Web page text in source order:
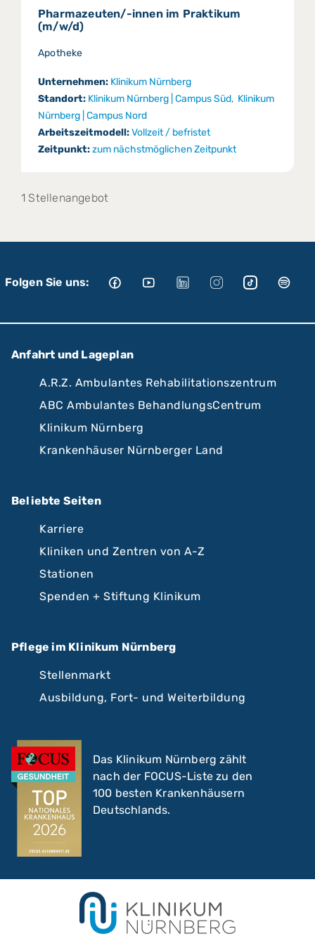
Pharmazeuten/-innen im Praktikum
(m/w/d)
Apotheke
Unternehmen: Klinikum Nürnberg
Standort: Klinikum Nürnberg | Campus Süd, Klinikum
Nürnberg | Campus Nord
Arbeitszeitmodell:Vollzeit / befristet
Zeitpunkt:zum nächstmöglichen Zeitpunkt
1 Stellenangebot
Folgen Sie uns:
Anfahrt und Lageplan
A.R.Z. Ambulantes Rehabilitationszentrum
ABC Ambulantes BehandlungsCentrum
Klinikum Nürnberg
Krankenhäuser Nürnberger Land
Beliebte Seiten
Karriere
Kliniken und Zentren von A-Z
Stationen
Spenden + Stiftung Klinikum
Pflege im Klinikum Nürnberg
Stellenmarkt
Ausbildung, Fort- und Weiterbildung
Das Klinikum Nürnberg zählt
nach der FOCUS-Liste zu den
100 besten Krankenhäusern
Deutschlands.